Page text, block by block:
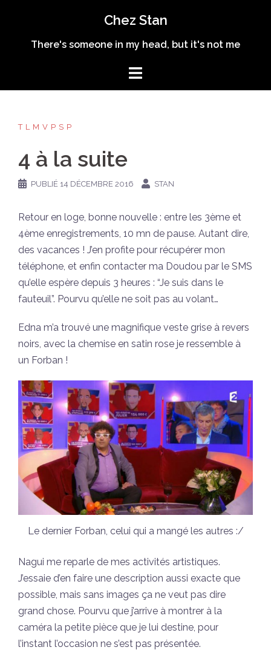
contenu
Chez Stan
There's someone in my head, but it's not me
TLMVPSP
4 à la suite
PUBLIÉ 14 DÉCEMBRE 2016 STAN
Retour en loge, bonne nouvelle : entre les 3ème et
4ème enregistrements, 10 mn de pause. Autant dire,
des vacances ! J’en profite pour récupérer mon
téléphone, et enfin contacter ma Doudou par le SMS
qu’elle espère depuis 3 heures : “Je suis dans le
fauteuil”. Pourvu qu’elle ne soit pas au volant…
Edna m’a trouvé une magnifique veste grise à revers
noirs, avec la chemise en satin rose je ressemble à
un Forban !
Le dernier Forban, celui qui a mangé les autres :/
Nagui me reparle de mes activités artistiques.
J’essaie d’en faire une description aussi exacte que
possible, mais sans images ça ne veut pas dire
grand chose. Pourvu que j’arrive à montrer à la
caméra la petite pièce que je lui destine, pour
l’instant l’occasion ne s’est pas présentée.